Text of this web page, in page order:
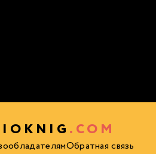
.COM
Обратная связь